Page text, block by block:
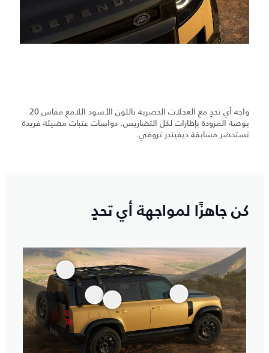
واجه أي تحدٍ مع العجلات الحصرية باللون الأسود اللامع مقاس 20
بوصة المزودة بإطارات لكل التضاريس. دواسات عتبات مضيئة فريدة
تستحضر مسابقة ديفيندر تروفي.
كن جاهزًا لمواجهة أي تحدٍ